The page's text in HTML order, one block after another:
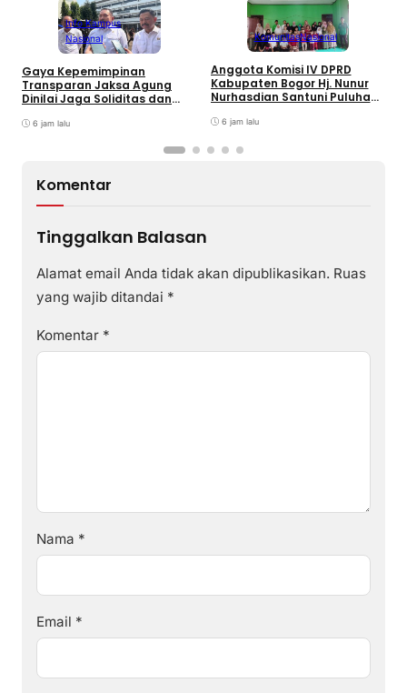
Info Kampus
Nasional
Gaya Kepemimpinan
Transparan Jaksa Agung
Dinilai Jaga Soliditas dan
Adhyaksa
6 jam lalu
KomunitasNasional
Anggota Komisi IV DPRD
Kabupaten Bogor Hj. Nunur
Nurhasdian Santuni Puluhan
6 jam lalu
Komentar
Tinggalkan Balasan
Alamat email Anda tidak akan dipublikasikan. Ruas
yang wajib ditandai *
Komentar *
Nama *
Email *